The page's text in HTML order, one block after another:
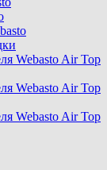
Webasto Air Top
Webasto Air Top
Webasto Air Top